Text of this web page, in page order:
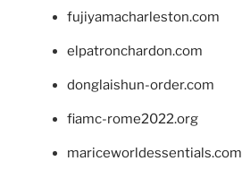
fujiyamacharleston.com
elpatronchardon.com
donglaishun-order.com
fiamc-rome2022.org
mariceworldessentials.com